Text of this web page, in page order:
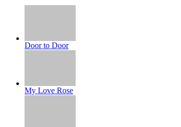
Door to Door
My Love Rose